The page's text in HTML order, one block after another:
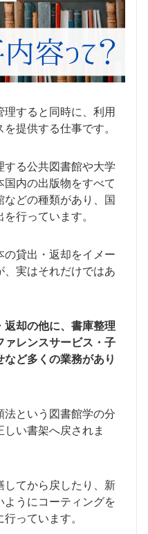
理すると同時に、利用
提供する仕事です。
する公共図書館や大学
内の出版物をすべて
どの種類があり、国
行っています。
の貸出・返却をイメー
、実はそれだけではあ
返却の他に、書庫整理
ァレンスサービス・子
ど多くの業務があり
という図書館学の分
い書架へ戻されま
してから戻したり、新
うにコーティングを
っています。